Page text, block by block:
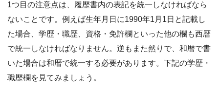
1つ目の注意点は、履歴書内の表記を統一しなければなら
ないことです。例えば生年月日に1990年1月1日と記載し
た場合、学歴・職歴、資格・免許欄といった他の欄も西暦
で統一しなければなりません。逆もまた然りで、和暦で書
いた場合は和暦で統一する必要があります。下記の学歴・
職歴欄を見てみましょう。